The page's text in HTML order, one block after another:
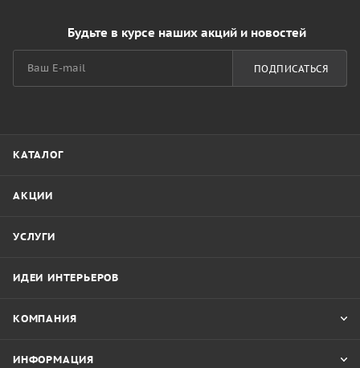
Будьте в курсе наших акций и новостей
ПОДПИСАТЬСЯ
КАТАЛОГ
АКЦИИ
УСЛУГИ
ИДЕИ ИНТЕРЬЕРОВ
КОМПАНИЯ
ИНФОРМАЦИЯ